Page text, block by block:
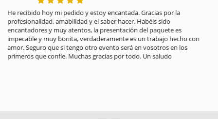
He recibido hoy mi pedido y estoy encantada. Gracias por la
profesionalidad, amabilidad y el saber hacer. Habéis sido
encantadores y muy atentos, la presentación del paquete es
impecable y muy bonita, verdaderamente es un trabajo hecho con
amor. Seguro que si tengo otro evento será en vosotros en los
primeros que confíe. Muchas gracias por todo. Un saludo